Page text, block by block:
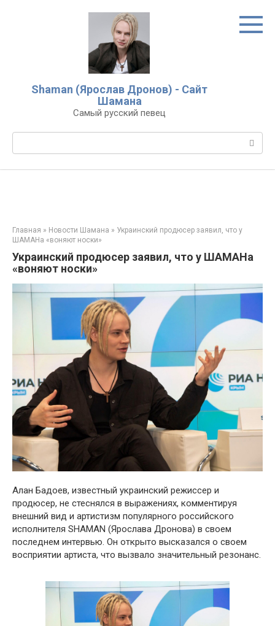
Shaman (Ярослав Дронов) - Сайт
Шамана
Самый русский певец
Главная » Новости Шамана » Украинский продюсер заявил, что у
ШАМАНа «воняют носки»
Украинский продюсер заявил, что у ШАМАНа
«воняют носки»
Алан Бадоев, известный украинский режиссер и
продюсер, не стеснялся в выражениях, комментируя
внешний вид и артистизм популярного российского
исполнителя SHAMAN (Ярослава Дронова) в своем
последнем интервью. Он открыто высказался о своем
восприятии артиста, что вызвало значительный резонанс.